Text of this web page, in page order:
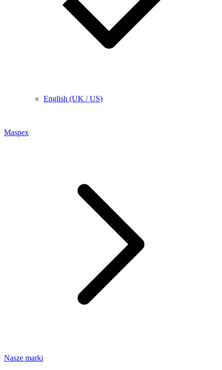
English (UK / US)
Maspex
Nasze marki